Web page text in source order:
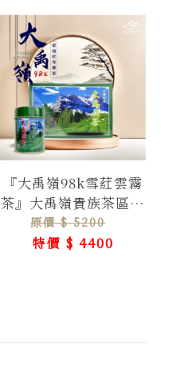
『大禹嶺98k雪葒雲霧
茶』大禹嶺貴族茶區葒
韻茶
原價 $ 5200
特價 $ 4400